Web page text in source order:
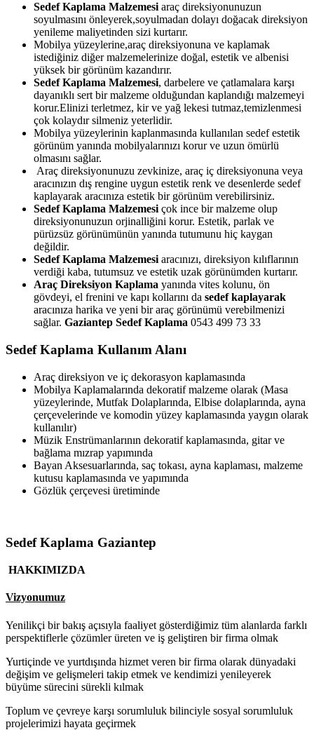
Sedef Kaplama Malzemesi araç direksiyonunuzun
soyulmasını önleyerek,soyulmadan dolayı doğacak direksiyon
yenileme maliyetinden sizi kurtarır.
Mobilya yüzeylerine,araç direksiyonuna ve kaplamak
istediğiniz diğer malzemelerinize doğal, estetik ve albenisi
yüksek bir görünüm kazandırır.
Sedef Kaplama Malzemesi, darbelere ve çatlamalara karşı
dayanıklı sert bir malzeme olduğundan kaplandığı malzemeyi
korur.Elinizi terletmez, kir ve yağ lekesi tutmaz,temizlenmesi
çok kolaydır silmeniz yeterlidir.
Mobilya yüzeylerinin kaplanmasında kullanılan sedef estetik
görünüm yanında mobilyalarınızı korur ve uzun ömürlü
olmasını sağlar.
Araç direksiyonunuzu zevkinize, araç iç direksiyonuna veya
aracınızın dış rengine uygun estetik renk ve desenlerde sedef
kaplayarak aracınıza estetik bir görünüm verebilirsiniz.
Sedef Kaplama Malzemesi çok ince bir malzeme olup
direksiyonunuzun orjinalliğini korur. Estetik, parlak ve
pürüzsüz görünümünün yanında tutumunu hiç kaygan
değildir.
Sedef Kaplama Malzemesi aracınızı, direksiyon kılıflarının
verdiği kaba, tutumsuz ve estetik uzak görünümden kurtarır.
Araç Direksiyon Kaplama yanında vites kolunu, ön
gövdeyi, el frenini ve kapı kollarını da sedef kaplayarak
aracınıza harika ve yeni bir araç görünümü verebilmenizi
sağlar. Gaziantep Sedef Kaplama 0543 499 73 33
Sedef Kaplama Kullanım Alanı
Araç direksiyon ve iç dekorasyon kaplamasında
Mobilya Kaplamalarında dekoratif malzeme olarak (Masa
yüzeylerinde, Mutfak Dolaplarında, Elbise dolaplarında, ayna
çerçevelerinde ve komodin yüzey kaplamasında yaygın olarak
kullanılır)
Müzik Enstrümanlarının dekoratif kaplamasında, gitar ve
bağlama mızrap yapımında
Bayan Aksesuarlarında, saç tokası, ayna kaplaması, malzeme
kutusu kaplamasında ve yapımında
Gözlük çerçevesi üretiminde
Sedef Kaplama Gaziantep
HAKKIMIZDA
Vizyonumuz
Yenilikçi bir bakış açısıyla faaliyet gösterdiğimiz tüm alanlarda farklı
perspektiflerle çözümler üreten ve iş geliştiren bir firma olmak
Yurtiçinde ve yurtdışında hizmet veren bir firma olarak dünyadaki
değişim ve gelişmeleri takip etmek ve kendimizi yenileyerek
büyüme sürecini sürekli kılmak
Toplum ve çevreye karşı sorumluluk bilinciyle sosyal sorumluluk
projelerimizi hayata geçirmek